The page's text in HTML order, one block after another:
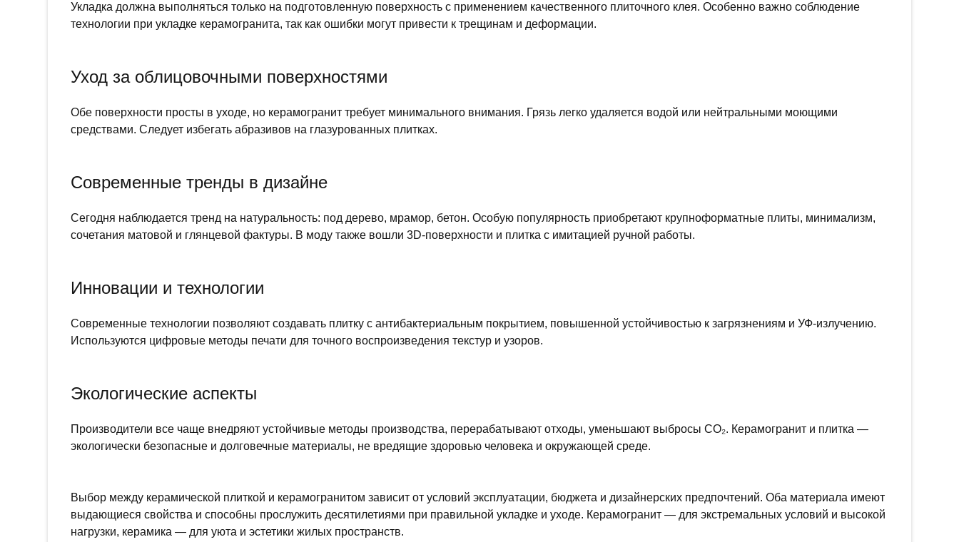
Укладка должна выполняться только на подготовленную поверхность с применением качественного плиточного клея. Особенно важно соблюдение
технологии при укладке керамогранита, так как ошибки могут привести к трещинам и деформации.
Уход за облицовочными поверхностями
Обе поверхности просты в уходе, но керамогранит требует минимального внимания. Грязь легко удаляется водой или нейтральными моющими
средствами. Следует избегать абразивов на глазурованных плитках.
Современные тренды в дизайне
Сегодня наблюдается тренд на натуральность: под дерево, мрамор, бетон. Особую популярность приобретают крупноформатные плиты, минимализм,
сочетания матовой и глянцевой фактуры. В моду также вошли 3D-поверхности и плитка с имитацией ручной работы.
Инновации и технологии
Современные технологии позволяют создавать плитку с антибактериальным покрытием, повышенной устойчивостью к загрязнениям и УФ-излучению.
Используются цифровые методы печати для точного воспроизведения текстур и узоров.
Экологические аспекты
Производители все чаще внедряют устойчивые методы производства, перерабатывают отходы, уменьшают выбросы CO₂. Керамогранит и плитка —
экологически безопасные и долговечные материалы, не вредящие здоровью человека и окружающей среде.
Выбор между керамической плиткой и керамогранитом зависит от условий эксплуатации, бюджета и дизайнерских предпочтений. Оба материала имеют
выдающиеся свойства и способны прослужить десятилетиями при правильной укладке и уходе. Керамогранит — для экстремальных условий и высокой
нагрузки, керамика — для уюта и эстетики жилых пространств.